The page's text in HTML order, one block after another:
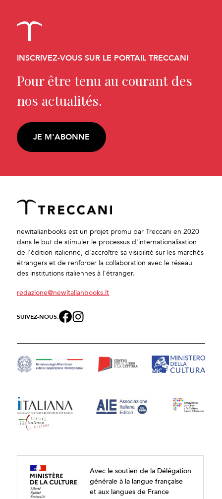
INSCRIVEZ-VOUS SUR LE PORTAIL TRECCANI
Pour être tenu au courant des
nos actualités.
JE M'ABONNE
newitalianbooks est un projet promu par Treccani en 2020
dans le but de stimuler le processus d'internationalisation
de l'édition italienne, d'accroître sa visibilité sur les marchés
étrangers et de renforcer la collaboration avec le réseau
des institutions italiennes à l'étranger.
redazione@newitalianbooks.it
SUIVEZ-NOUS:
Avec le soutien de la Délégation
générale à la langue française
et aux langues de France